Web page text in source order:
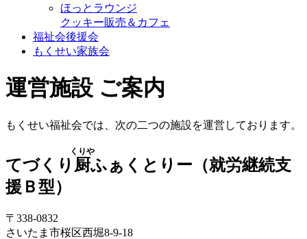
ほっとラウンジ
クッキー販売＆カフェ
福祉会後援会
もくせい家族会
運営施設 ご案内
もくせい福祉会では、次の二つの施設を運営しております。
てづくり 厨
くりや
ふぁくとりー（就労継続支
援Ｂ型）
〒338-0832
さいたま市桜区西堀8-9-18